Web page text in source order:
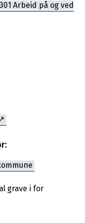
Arbeid på og ved
grave i for